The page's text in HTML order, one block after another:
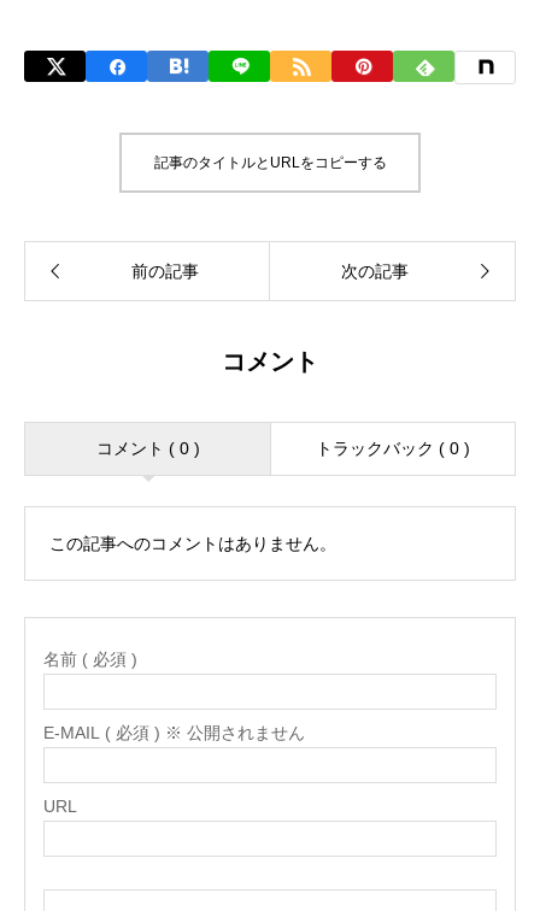
記事のタイトルとURLをコピーする
コメント
コメント ( 0 ) トラックバック ( 0 )
この記事へのコメントはありません。
名前 ( 必須 )
E-MAIL ( 必須 ) ※ 公開されません
URL